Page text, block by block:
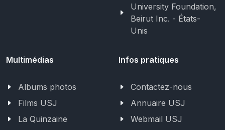
University Foundation,
Beirut Inc. - États-
Unis
Multimédias
Albums photos
Films USJ
La Quinzaine
Infos pratiques
Contactez-nous
Annuaire USJ
Webmail USJ